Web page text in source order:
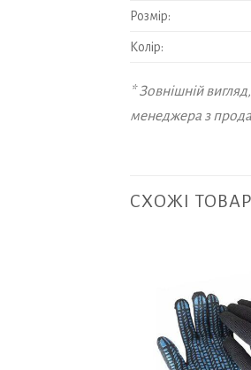
Розмір:
Колір:
* Зовнішній
менеджера з
СХОЖІ